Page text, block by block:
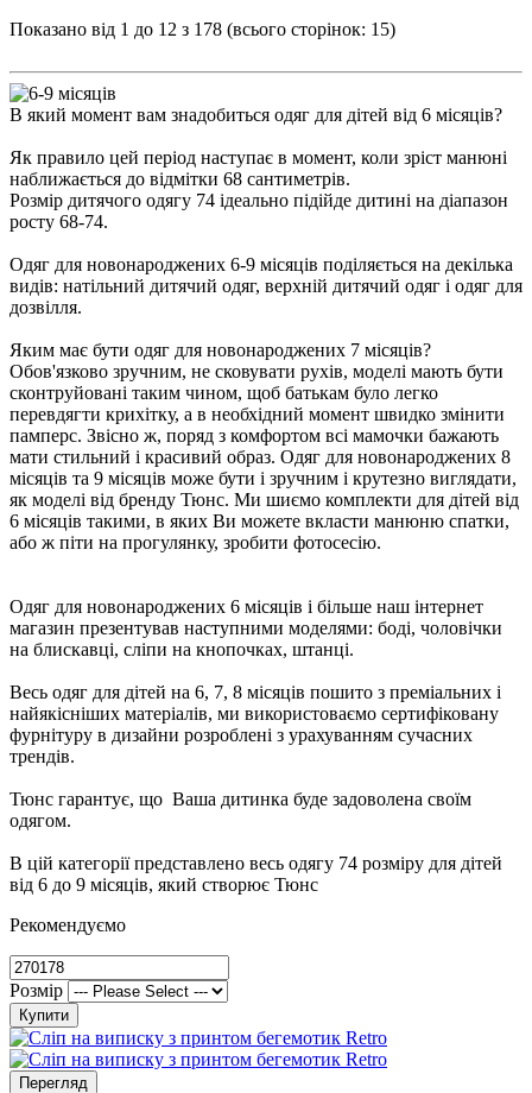
Показано від 1 до 12 з 178 (всього сторінок: 15)
В який момент вам знадобиться одяг для дітей від 6 місяців?
Як правило цей період наступає в момент, коли зріст манюні
наближається до відмітки 68 сантиметрів.
Розмір дитячого одягу 74 ідеально підійде дитині на діапазон
росту 68-74.
Одяг для новонароджених 6-9 місяців поділяється на декілька
видів: натільний дитячий одяг, верхній дитячий одяг і одяг для
дозвілля.
Яким має бути одяг для новонароджених 7 місяців?
Обов'язково зручним, не сковувати рухів, моделі мають бути
сконтруйовані таким чином, щоб батькам було легко
перевдягти крихітку, а в необхідний момент швидко змінити
памперс. Звісно ж, поряд з комфортом всі мамочки бажають
мати стильний і красивий образ. Одяг для новонароджених 8
місяців та 9 місяців може бути і зручним і крутезно виглядати,
як моделі від бренду Тюнс. Ми шиємо комплекти для дітей від
6 місяців такими, в яких Ви можете вкласти манюню спатки,
або ж піти на прогулянку, зробити фотосесію.
Одяг для новонароджених 6 місяців і більше наш інтернет
магазин презентував наступними моделями: боді, чоловічки
на блискавці, сліпи на кнопочках, штанці.
Весь одяг для дітей на 6, 7, 8 місяців пошито з преміальних і
найякісніших матеріалів, ми використоваємо сертифіковану
фурнітуру в дизайни розроблені з урахуванням сучасних
трендів.
Тюнс гарантує, що Ваша дитинка буде задоволена своїм
одягом.
В цій категорії представлено весь одягу 74 розміру для дітей
від 6 до 9 місяців, який створює Тюнс
Рекомендуємо
Розмір
Купити
Перегляд